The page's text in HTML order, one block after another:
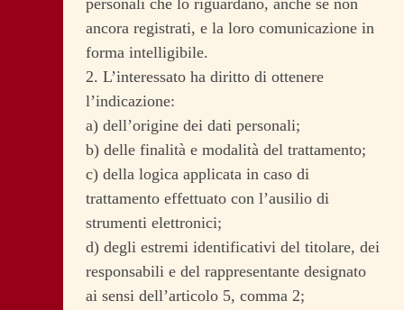
personali che lo riguardano, anche se non
ancora registrati, e la loro comunicazione in
forma intelligibile.
2. L’interessato ha diritto di ottenere
l’indicazione:
a) dell’origine dei dati personali;
b) delle finalità e modalità del trattamento;
c) della logica applicata in caso di
trattamento effettuato con l’ausilio di
strumenti elettronici;
d) degli estremi identificativi del titolare, dei
responsabili e del rappresentante designato
ai sensi dell’articolo 5, comma 2;